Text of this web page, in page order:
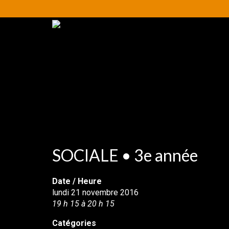
SOCIALE • 3e année
Date / Heure
lundi 21 novembre 2016
19 h 15 à 20 h 15
Catégories